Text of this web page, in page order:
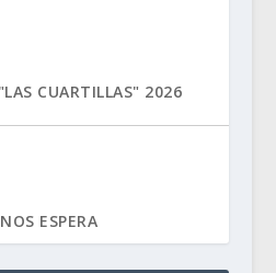
CUARTILLAS" 2026
ESPERA